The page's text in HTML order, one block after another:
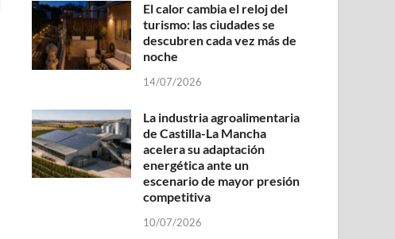
El calor cambia el reloj del
turismo: las ciudades se
descubren cada vez más de
noche
14/07/2026
La industria agroalimentaria
de Castilla-La Mancha
acelera su adaptación
energética ante un
escenario de mayor presión
competitiva
10/07/2026